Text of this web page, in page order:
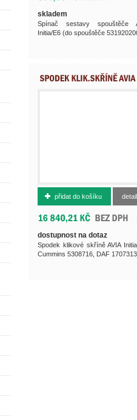
skladem
Spínač sestavy spouštěče
Initia/E6 (do spouštěče
530871600
přidat do košíku detail
dostupnost na dotaz
Spodek klikové skříně AVIA
Cummins 5308716, DAF